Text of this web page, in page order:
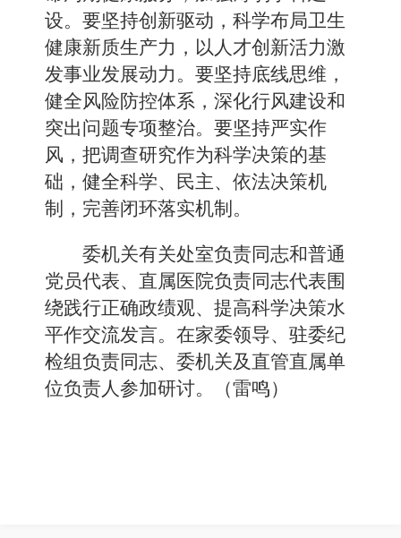
设。要坚持创新驱动，科学布局卫生
健康新质生产力，以人才创新活力激
发事业发展动力。要坚持底线思维，
健全风险防控体系，深化行风建设和
突出问题专项整治。要坚持严实作
风，把调查研究作为科学决策的基
础，健全科学、民主、依法决策机
制，完善闭环落实机制。
委机关有关处室负责同志和普通
党员代表、直属医院负责同志代表围
绕践行正确政绩观、提高科学决策水
平作交流发言。在家委领导、驻委纪
检组负责同志、委机关及直管直属单
位负责人参加研讨。（雷鸣）